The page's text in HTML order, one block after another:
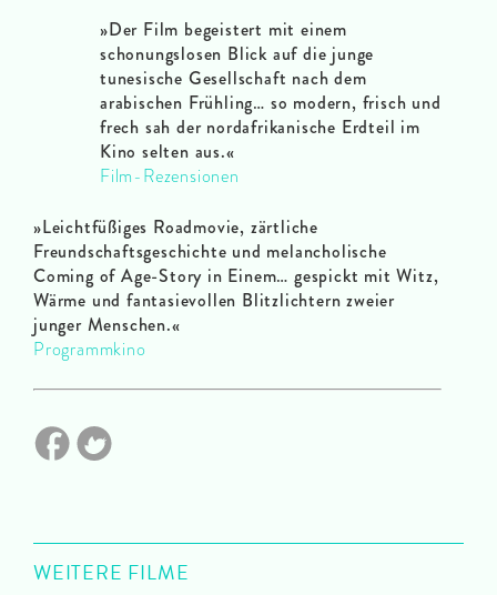
»Der Film begeistert mit einem
schonungslosen Blick auf die junge
tunesische Gesellschaft nach dem
arabischen Frühling… so modern, frisch und
frech sah der nordafrikanische Erdteil im
Kino selten aus.«
Film-Rezensionen
»Leichtfüßiges Roadmovie, zärtliche
Freundschaftsgeschichte und melancholische
Coming of Age-Story in Einem… gespickt mit Witz,
Wärme und fantasievollen Blitzlichtern zweier
junger Menschen.«
Programmkino
WEITERE FILME